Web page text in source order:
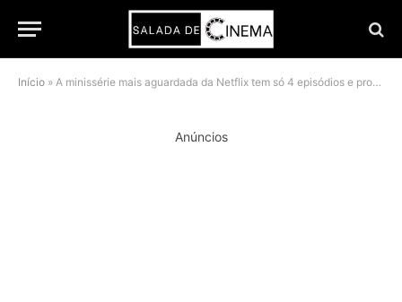
Início » A minissérie mais aguardada da Netflix tem só 4 episódios e promete demais
Anúncios